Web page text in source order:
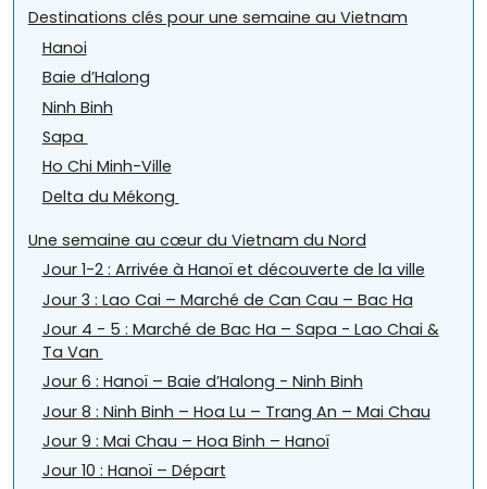
Destinations clés pour une semaine au Vietnam
Hanoi
Baie d’Halong
Ninh Binh
Sapa
Ho Chi Minh-Ville
Delta du Mékong
Une semaine au cœur du Vietnam du Nord
Jour 1-2 : Arrivée à Hanoï et découverte de la ville
Jour 3 : Lao Cai – Marché de Can Cau – Bac Ha
Jour 4 - 5 : Marché de Bac Ha – Sapa - Lao Chai &
Ta Van
Jour 6 : Hanoï – Baie d’Halong - Ninh Binh
Jour 8 : Ninh Binh – Hoa Lu – Trang An – Mai Chau
Jour 9 : Mai Chau – Hoa Binh – Hanoï
Jour 10 : Hanoï – Départ